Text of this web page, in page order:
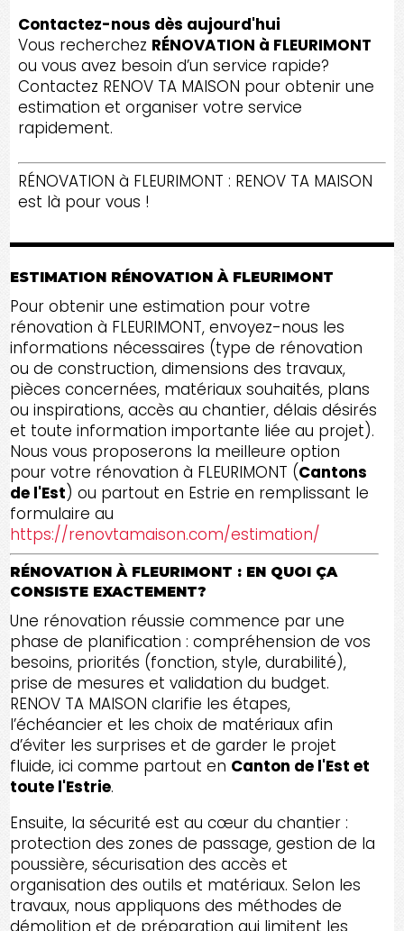
Contactez-nous dès aujourd'hui
Vous recherchez RÉNOVATION à FLEURIMONT
ou vous avez besoin d’un service rapide?
Contactez RENOV TA MAISON pour obtenir une
estimation et organiser votre service
rapidement.
RÉNOVATION à FLEURIMONT : RENOV TA MAISON
est là pour vous !
ESTIMATION RÉNOVATION À FLEURIMONT
Pour obtenir une estimation pour votre
rénovation à FLEURIMONT, envoyez-nous les
informations nécessaires (type de rénovation
ou de construction, dimensions des travaux,
pièces concernées, matériaux souhaités, plans
ou inspirations, accès au chantier, délais désirés
et toute information importante liée au projet).
Nous vous proposerons la meilleure option
pour votre rénovation à FLEURIMONT (Cantons
de l'Est) ou partout en Estrie en remplissant le
formulaire au
https://renovtamaison.com/estimation/
RÉNOVATION À FLEURIMONT : EN QUOI ÇA
CONSISTE EXACTEMENT?
Une rénovation réussie commence par une
phase de planification : compréhension de vos
besoins, priorités (fonction, style, durabilité),
prise de mesures et validation du budget.
RENOV TA MAISON clarifie les étapes,
l’échéancier et les choix de matériaux afin
d’éviter les surprises et de garder le projet
fluide, ici comme partout en Canton de l'Est et
toute l'Estrie.
Ensuite, la sécurité est au cœur du chantier :
protection des zones de passage, gestion de la
poussière, sécurisation des accès et
organisation des outils et matériaux. Selon les
travaux, nous appliquons des méthodes de
démolition et de préparation qui limitent les